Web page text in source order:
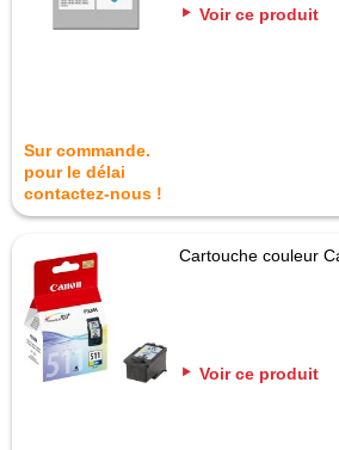
Voir ce produit
Sur commande.
pour le délai
contactez-nous !
Cartouche couleur
Voir ce produit